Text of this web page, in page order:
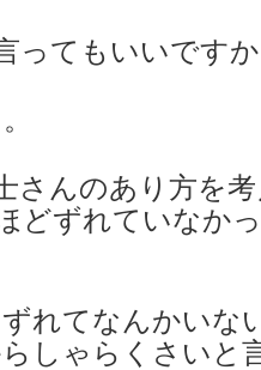
ってもいいです
さんのあり方を
どずれていなか
れてなんかいな
しゃらくさいと